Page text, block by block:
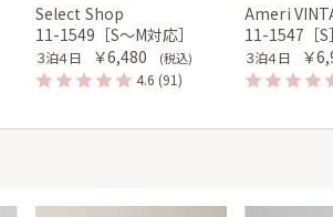
Select Shop
11-1549［S〜M対応］
３泊４日 ￥6,480 (税込)
4.6 (91)
Ameri
11-1547［S］
３泊４日 ￥